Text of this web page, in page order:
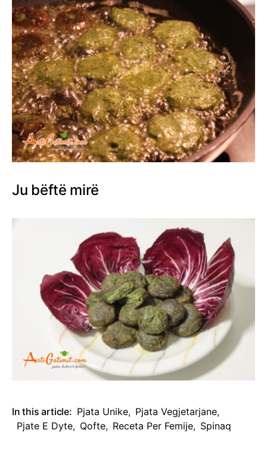
Ju bëftë mirë
In this article: Pjata Unike, Pjata Vegjetarjane,
Pjate E Dyte, Qofte, Receta Per Femije, Spinaq